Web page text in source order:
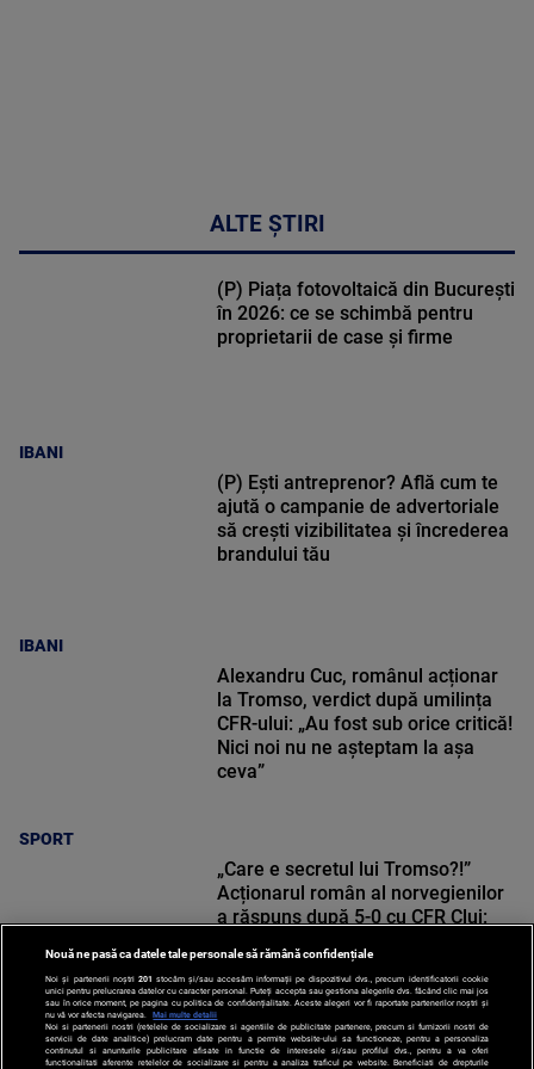
ALTE ȘTIRI
IBANI
(P) Piața fotovoltaică din București
în 2026: ce se schimbă pentru
proprietarii de case și firme
IBANI
(P) Ești antreprenor? Află cum te
ajută o campanie de advertoriale
să crești vizibilitatea și încrederea
brandului tău
SPORT
Alexandru Cuc, românul acționar
la Tromso, verdict după umilința
CFR-ului: „Au fost sub orice critică!
Nici noi nu ne așteptam la așa
ceva”
SPORT
„Care e secretul lui Tromso?!”
Acționarul român al norvegienilor
a răspuns după 5-0 cu CFR Cluj:
Nouă ne pasă ca datele tale personale să rămână confidențiale
Noi și partenerii noștri 201 stocăm și/sau accesăm informații pe dispozitivul dvs., precum identificatorii cookie
unici pentru prelucrarea datelor cu caracter personal. Puteți accepta sau gestiona alegerile dvs. făcând clic mai jos
sau în orice moment, pe pagina cu politica de confidențialitate. Aceste alegeri vor fi raportate partenerilor noștri și
nu vă vor afecta navigarea.
Mai multe detalii
Noi si partenerii nostri (retelele de socializare si agentiile de publicitate partenere, precum si furnizorii nostri de
servicii de date analitice) prelucram date pentru a permite website-ului sa functioneze, pentru a personaliza
continutul si anunturile publicitare afisate in functie de interesele si/sau profilul dvs., pentru a va oferi
functionalitati aferente retelelor de socializare si pentru a analiza traficul pe website. Beneficiati de drepturile